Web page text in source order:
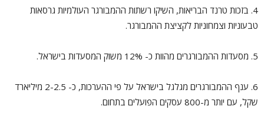
4. בזכות טרנד הבריאות, השיקו רשתות ההמבורגר העולמיות גרסאות
טבעוניות וצמחוניות לקציצת ההמבורגר.
5. מסעדות ההמבורגרים מהוות כ- 12% משוק המסעדות בישראל.
6. ענף ההמבורגרים מגלגל בישראל על פי ההערכות, כ- 2-2.5 מיליארד
שקל, עם יותר מ-800 עסקים הפועלים בתחום.